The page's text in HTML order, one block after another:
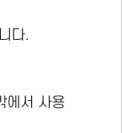
다.
에서 사용